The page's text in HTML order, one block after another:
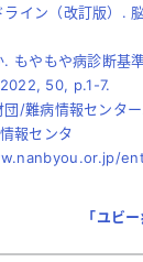
ライン（改訂版）.
やもや病診断基
50, p.1-7.
/難病情報センタ
報センタ
「ユビ